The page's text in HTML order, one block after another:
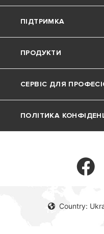
Country:
Група
Кар'єра
Фінансова
Навколишнє
ПІДТРИМКА
Підтримка
Матеріали для
FAQ
ПРОДУКТИ
Газові котли
Водонагрівачі
СЕРВІС ДЛЯ
Програма
ПОЛІТИКА